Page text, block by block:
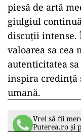
piesă de artă
giulgiul
discuții intense.
valoarea sa cea
autenticitatea
inspira credință
umană.
Vrei să fii
Puterea.ro și